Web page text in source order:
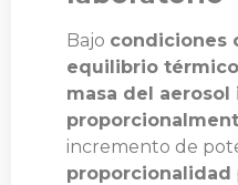
Bajo condiciones
equilibrio térmico
masa del aerosol
incremento de
proporcionalidad